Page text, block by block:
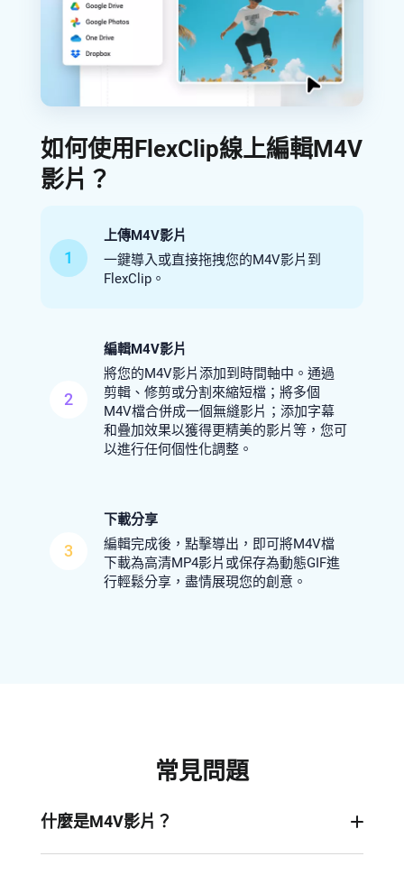
如何使用FlexClip線上編輯M4V
影片？
1
上傳M4V影片
一鍵導入或直接拖拽您的M4V影片到
FlexClip。
2
編輯M4V影片
將您的M4V影片添加到時間軸中。通過
剪輯、修剪或分割來縮短檔；將多個
M4V檔合併成一個無縫影片；添加字幕
和疊加效果以獲得更精美的影片等，您可
以進行任何個性化調整。
3
下載分享
編輯完成後，點擊導出，即可將M4V檔
下載為高清MP4影片或保存為動態GIF進
行輕鬆分享，盡情展現您的創意。
常見問題
什麼是M4V影片？